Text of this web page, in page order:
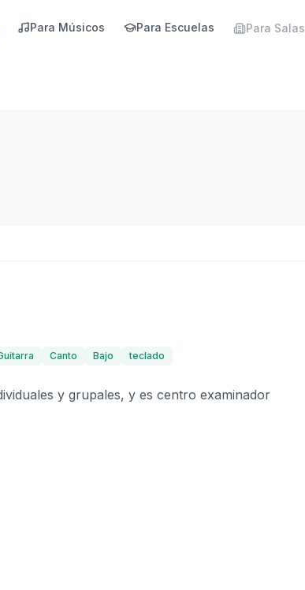
Para Músicos Para Escuelas Para Salas
Canto Bajo teclado
y grupales, y es centro examinador